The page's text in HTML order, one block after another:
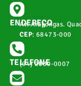
ENDEREÇO
Av. Arapongas.
CEP: 68473-000
TELEFONE
(94) 2030-0007